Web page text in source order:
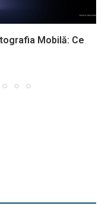
Mobilă: Ce